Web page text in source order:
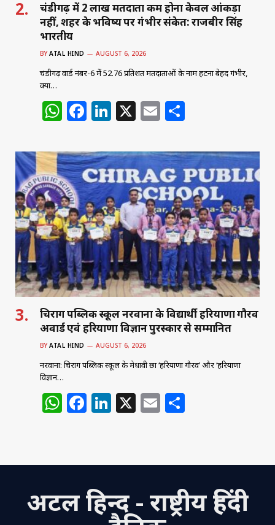
चंडीगढ़ में 2 लाख मतदाता कम होना केवल आंकड़ा
नहीं, शहर के भविष्य पर गंभीर संकेत: राजबीर सिंह
भारतीय
BY ATAL HIND AUGUST 6, 2026
चंडीगढ़ वार्ड नंबर-6 में 52.76 प्रतिशत मतदाताओं के नाम हटना बेहद गंभीर,
क्या…
W
at
s
A
p
p
F
c
e
b
o
o
k
Li
k
e
dI
n
X E
ai
l
ar
e
चिराग पब्लिक स्कूल नरवाना के विद्यार्थी हरियाणा गौरव
अवार्ड एवं हरियाणा विज्ञान पुरस्कार से सम्मानित
BY ATAL HIND AUGUST 6, 2026
नरवाना: चिराग पब्लिक स्कूल के मेधावी छात्र ‘हरियाणा गौरव’ और ‘हरियाणा
विज्ञान…
W
s
p
F
e
o
Li
e
n
X E
l e
अटल हिन्द - राष्ट्रीय हिंदी